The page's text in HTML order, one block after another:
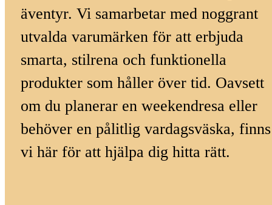
äventyr. Vi samarbetar med noggrant
utvalda varumärken för att erbjuda
smarta, stilrena och funktionella
produkter som håller över tid. Oavsett
om du planerar en weekendresa eller
behöver en pålitlig vardagsväska, finns
vi här för att hjälpa dig hitta rätt.